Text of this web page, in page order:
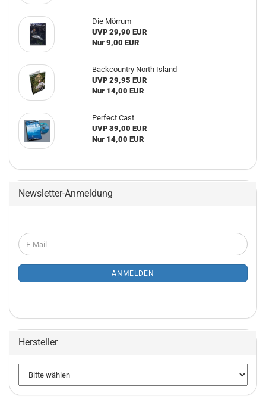
Die Mörrum
UVP 29,90 EUR
Nur 9,00 EUR
Backcountry North Island
UVP 29,95 EUR
Nur 14,00 EUR
Perfect Cast
UVP 39,00 EUR
Nur 14,00 EUR
Newsletter-Anmeldung
WEITER
ZUR
ANMELDUNG
E-
Mail
ANMELDEN
Hersteller